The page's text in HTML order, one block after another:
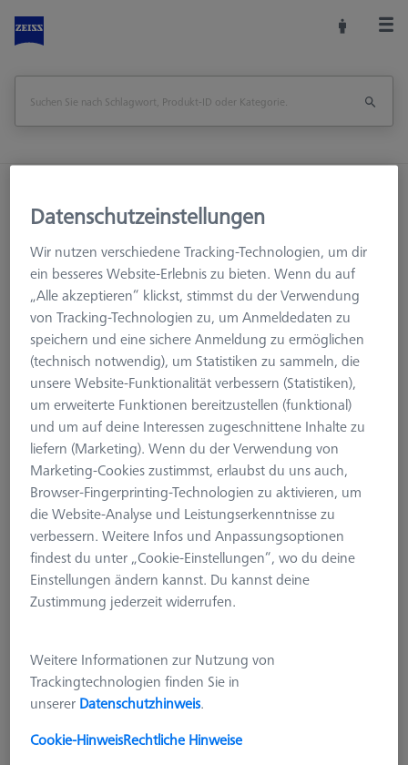
Optische 3D-Messtechnik
Fixtures
Konstruktionselemente
Verstellelement einfach - 75x25x25, AF25
Seite drucken
Übersicht
Datenschutzeinstellungen
Wir nutzen verschiedene Tracking-Technologien, um dir
ein besseres Website-Erlebnis zu bieten. Wenn du auf
„Alle akzeptieren“ klickst, stimmst du der Verwendung
von Tracking-Technologien zu, um Anmeldedaten zu
speichern und eine sichere Anmeldung zu ermöglichen
(technisch notwendig), um Statistiken zu sammeln, die
unsere Website-Funktionalität verbessern (Statistiken),
um erweiterte Funktionen bereitzustellen (funktional)
und um auf deine Interessen zugeschnittene Inhalte zu
liefern (Marketing). Wenn du der Verwendung von
Marketing-Cookies zustimmst, erlaubst du uns auch,
Browser-Fingerprinting-Technologien zu aktivieren, um
die Website-Analyse und Leistungserkenntnisse zu
verbessern. Weitere Infos und Anpassungsoptionen
findest du unter „Cookie-Einstellungen“, wo du deine
Einstellungen ändern kannst. Du kannst deine
Zustimmung jederzeit widerrufen.
Weitere Informationen zur Nutzung von
Trackingtechnologien finden Sie in
unserer Datenschutzhinweis.
Cookie-HinweisRechtliche Hinweise